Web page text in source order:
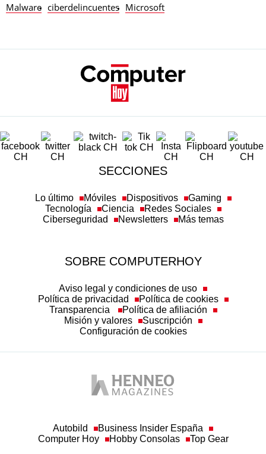
Malware ciberdelincuentes Microsoft
SECCIONES
Lo último Móviles Dispositivos
Gaming
Tecnología
Ciencia
Redes Sociales
Ciberseguridad
Newsletters Más temas
SOBRE COMPUTERHOY
Aviso legal y condiciones de uso
Política de privacidad
Política de cookies
Transparencia
Política de afiliación
Misión y valores
Suscripción
Configuración de cookies
Autobild
Business Insider España
Computer Hoy
Hobby Consolas Top Gear